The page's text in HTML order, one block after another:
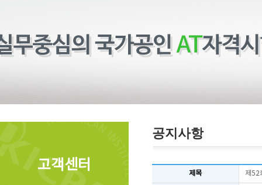
고객센터
공지사항
제목 제52